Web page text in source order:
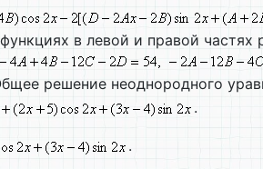
в левой и правой частях
решение неоднородного
.
.